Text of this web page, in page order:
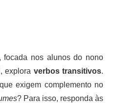
nos alunos do nono
explora verbos transitivos.
exigem complemento no
? Para isso, responda às